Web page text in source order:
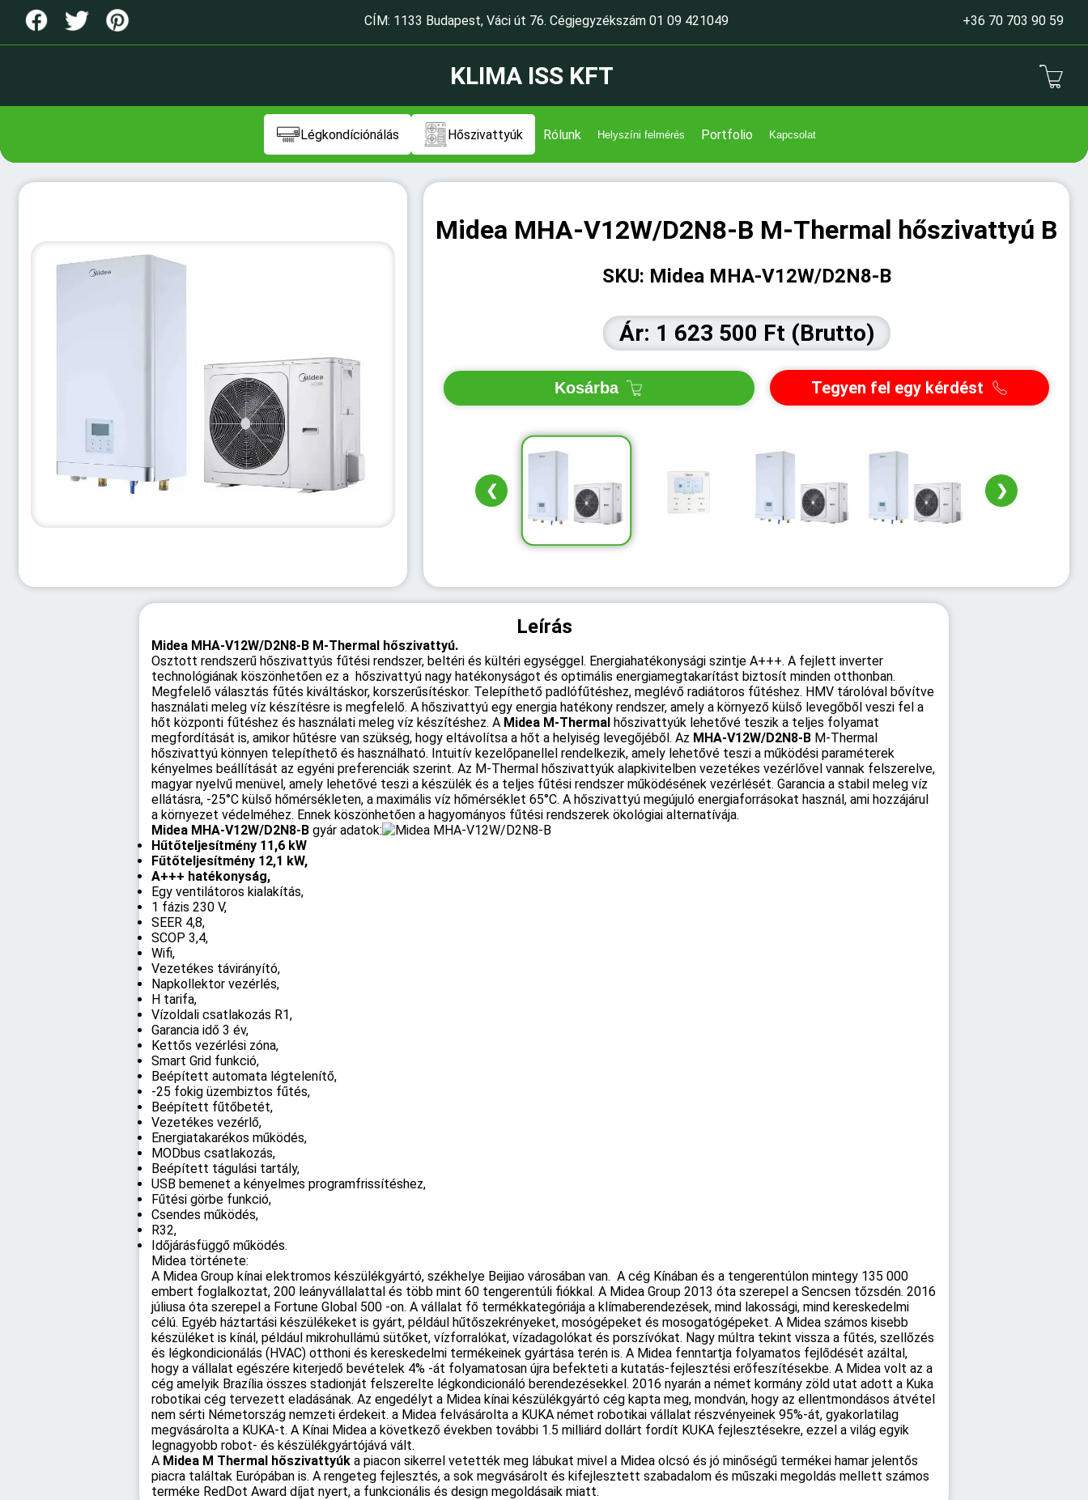
CÍM: 1133 Budapest, Váci út 76. Cégjegyzékszám 01 09 421049 +36 70 703 90 59
KLIMA ISS KFT
Légkondíciónálás Hőszivattyúk Rólunk Helyszíni felmérés Portfolio Kapcsolat
Midea MHA-V12W/D2N8-B M-Thermal hőszivattyú B
SKU: Midea MHA-V12W/D2N8-B
Ár: 1 623 500 Ft (Brutto)
Kosárba Tegyen fel egy kérdést
❮ ❯
Leírás
Midea MHA-V12W/D2N8-B M-Thermal hőszivattyú.
Osztott rendszerű hőszivattyús fűtési rendszer, beltéri és kültéri egységgel. Energiahatékonysági szintje A+++. A fejlett inverter
technológiának köszönhetően ez a hőszivattyú nagy hatékonyságot és optimális energiamegtakarítást biztosít minden otthonban.
Megfelelő választás fűtés kiváltáskor, korszerűsítéskor. Telepíthető padlófűtéshez, meglévő radiátoros fűtéshez. HMV tárolóval bővítve
használati meleg víz készítésre is megfelelő. A hőszivattyú egy energia hatékony rendszer, amely a környező külső levegőből veszi fel a
hőt központi fűtéshez és használati meleg víz készítéshez. A Midea M-Thermalhőszivattyúk lehetővé teszik a teljes folyamat
megfordítását is, amikor hűtésre van szükség, hogy eltávolítsa a hőt a helyiség levegőjéből. Az MHA-V12W/D2N8-B M-Thermal
hőszivattyú könnyen telepíthető és használható. Intuitív kezelőpanellel rendelkezik, amely lehetővé teszi a működési paraméterek
kényelmes beállítását az egyéni preferenciák szerint. Az M-Thermal hőszivattyúk alapkivitelben vezetékes vezérlővel vannak felszerelve,
magyar nyelvű menüvel, amely lehetővé teszi a készülék és a teljes fűtési rendszer működésének vezérlését. Garancia a stabil meleg víz
ellátásra, -25°C külső hőmérsékleten, a maximális víz hőmérséklet 65°C. A hőszivattyú megújuló energiaforrásokat használ, ami hozzájárul
a környezet védelméhez. Ennek köszönhetően a hagyományos fűtési rendszerek ökológiai alternatívája.
Midea MHA-V12W/D2N8-Bgyár adatok:
Hűtőteljesítmény 11,6 kW
Fűtőteljesítmény 12,1 kW,
A+++ hatékonyság,
Egy ventilátoros kialakítás,
1 fázis 230 V,
SEER 4,8,
SCOP 3,4,
Wifi,
Vezetékes távirányító,
Napkollektor vezérlés,
H tarifa,
Vízoldali csatlakozás R1,
Garancia idő 3 év,
Kettős vezérlési zóna,
Smart Grid funkció,
Beépített automata légtelenítő,
-25 fokig üzembiztos fűtés,
Beépített fűtőbetét,
Vezetékes vezérlő,
Energiatakarékos működés,
MODbus csatlakozás,
Beépített tágulási tartály,
USB bemenet a kényelmes programfrissítéshez,
Fűtési görbe funkció,
Csendes működés,
R32,
Időjárásfüggő működés.
Midea története:
A Midea Group kínai elektromos készülékgyártó, székhelye Beijiao városában van. A cég Kínában és a tengerentúlon mintegy 135 000
embert foglalkoztat, 200 leányvállalattal és több mint 60 tengerentúli fiókkal. A Midea Group 2013 óta szerepel a Sencsen tőzsdén. 2016
júliusa óta szerepel a Fortune Global 500 -on. A vállalat fő termékkategóriája a klímaberendezések, mind lakossági, mind kereskedelmi
célú. Egyéb háztartási készülékeket is gyárt, például hűtőszekrényeket, mosógépeket és mosogatógépeket. A Midea számos kisebb
készüléket is kínál, például mikrohullámú sütőket, vízforralókat, vízadagolókat és porszívókat. Nagy múltra tekint vissza a fűtés, szellőzés
és légkondicionálás (HVAC) otthoni és kereskedelmi termékeinek gyártása terén is. A Midea fenntartja folyamatos fejlődését azáltal,
hogy a vállalat egészére kiterjedő bevételek 4% -át folyamatosan újra befekteti a kutatás-fejlesztési erőfeszítésekbe. A Midea volt az a
cég amelyik Brazília összes stadionját felszerelte légkondicionáló berendezésekkel. 2016 nyarán a német kormány zöld utat adott a Kuka
robotikai cég tervezett eladásának. Az engedélyt a Midea kínai készülékgyártó cég kapta meg, mondván, hogy az ellentmondásos átvétel
nem sérti Németország nemzeti érdekeit. a Midea felvásárolta a KUKA német robotikai vállalat részvényeinek 95%-át, gyakorlatilag
megvásárolta a KUKA-t. A Kínai Midea a következő években további 1.5 milliárd dollárt fordít KUKA fejlesztésekre, ezzel a világ egyik
legnagyobb robot- és készülékgyártójává vált.
A Midea M Thermal hőszivattyúk a piacon sikerrel vetették meg lábukat mivel a Midea olcsó és jó minőségű termékei hamar jelentős
piacra találtak Európában is. A rengeteg fejlesztés, a sok megvásárolt és kifejlesztett szabadalom és műszaki megoldás mellett számos
terméke RedDot Award díjat nyert, a funkcionális és design megoldásaik miatt.